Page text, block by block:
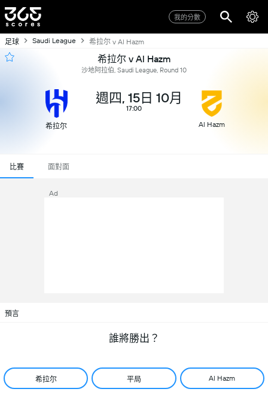
我的分數
足球 Saudi League 希拉尔 v Al Hazm
希拉尔 v Al Hazm
沙地阿拉伯, Saudi League, Round 10
希拉尔
週四, 15日 10月
17:00
Al Hazm
比賽 面對面
Ad
預言
誰將勝出？
希拉尔 平局 Al Hazm